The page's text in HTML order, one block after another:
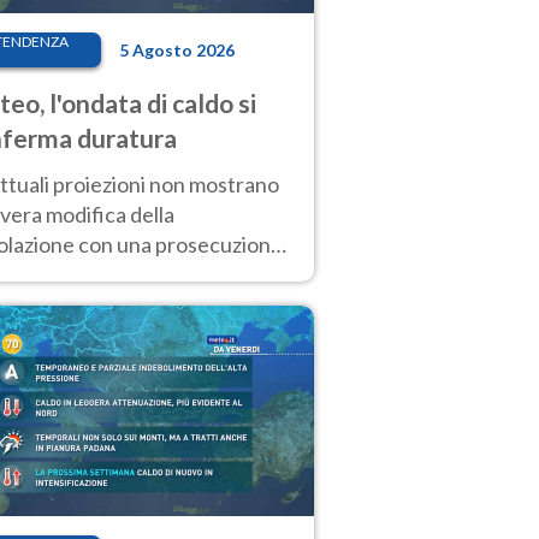
5 Agosto 2026
l'ondata di caldo si
duratura
proiezioni non mostrano
modifica della
con una prosecuzione
compresa la settimana di